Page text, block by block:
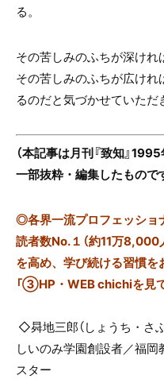
る。
その苦しみのふちが深けれ
その苦しみのふちが広け
るのだと気づかせていただ
（本記事は月刊『致知』
一部抜粋・編集したもので
◎各界一流プロフェッシ
読者数No.１（約11万8,000
を高め、学び続ける習慣
「③HP・WEB chichiを見
◇曻地三郎（しょうち・さ
しいのみ学園創設者／福
スター